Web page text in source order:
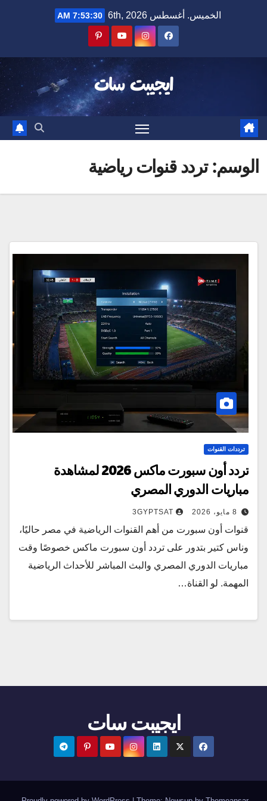
الخميس. أغسطس 6th, 2026 7:53:30 AM
ايجيبت سات
الوسم:تردد قنوات رياضية
ترددات القنوات
تردد أون سبورت ماكس 2026 لمشاهدة
مباريات الدوري المصري
8 مايو، 2026 3GYPTSAT
قنوات أون سبورت من أهم القنوات الرياضية في مصر حاليًا،
وناس كتير بتدور على تردد أون سبورت ماكس خصوصًا وقت
مباريات الدوري المصري والبث المباشر للأحداث الرياضية
المهمة. لو القناة…
ايجيبت سات